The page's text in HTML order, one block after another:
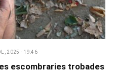
2025 - 19:46
escombraries trobades